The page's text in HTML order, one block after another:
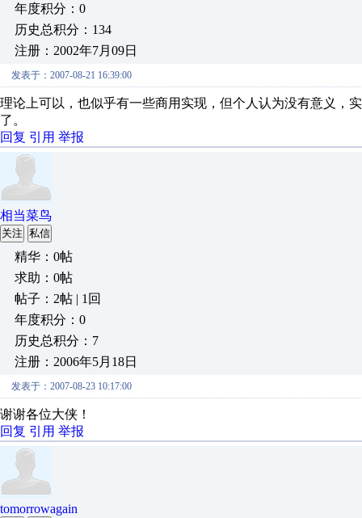
年度积分：0
历史总积分：134
注册：2002年7月09日
发表于：2007-08-21 16:39:00
理论上可以，也似乎有一些商用实现，但个人认为没有意义，
了。
回复 引用 举报
相当菜鸟
关注 私信
精华：0帖
求助：0帖
帖子：2帖 | 1回
年度积分：0
历史总积分：7
注册：2006年5月18日
发表于：2007-08-23 10:17:00
谢谢各位大侠！
回复 引用 举报
tomorrowagain